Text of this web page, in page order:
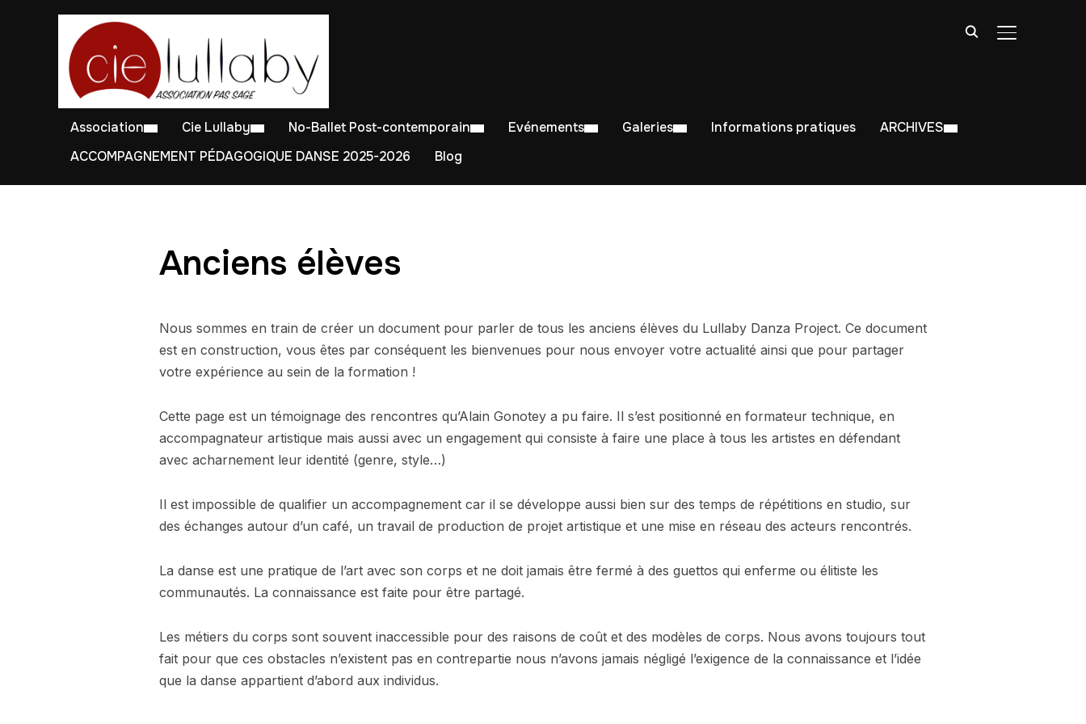
BASCULER
Association Cie Lullaby No-Ballet Post-contemporain Evénements Galeries Informations pratiques
ARCHIVES
ACCOMPAGNEMENT PÉDAGOGIQUE DANSE 2025-2026
Blog
Anciens élèves
Nous sommes en train de créer un document pour parler de tous les anciens élèves du Lullaby Danza Project. Ce document
est en construction, vous êtes par conséquent les bienvenues pour nous envoyer votre actualité ainsi que pour partager
votre expérience au sein de la formation !
Cette page est un témoignage des rencontres qu’Alain Gonotey a pu faire. Il s’est positionné en formateur technique, en
accompagnateur artistique mais aussi avec un engagement qui consiste à faire une place à tous les artistes en défendant
avec acharnement leur identité (genre, style…)
Il est impossible de qualifier un accompagnement car il se développe aussi bien sur des temps de répétitions en studio, sur
des échanges autour d’un café, un travail de production de projet artistique et une mise en réseau des acteurs rencontrés.
La danse est une pratique de l’art avec son corps et ne doit jamais être fermé à des guettos qui enferme ou élitiste les
communautés. La connaissance est faite pour être partagé.
Les métiers du corps sont souvent inaccessible pour des raisons de coût et des modèles de corps. Nous avons toujours tout
fait pour que ces obstacles n’existent pas en contrepartie nous n’avons jamais négligé l’exigence de la connaissance et l’idée
que la danse appartient d’abord aux individus.